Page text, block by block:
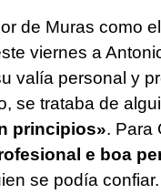
de Muras como
viernes a
valía personal y
se trataba de
principios». Para
e boa
se podía